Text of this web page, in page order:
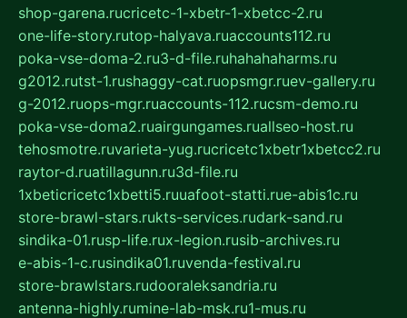
shop-garena.rucricetc-1-xbetr-1-xbetcc-2.ru
one-life-story.rutop-halyava.ruaccounts112.ru
poka-vse-doma-2.ru3-d-file.ruhahahaharms.ru
g2012.rutst-1.rushaggy-cat.ruopsmgr.ruev-gallery.ru
g-2012.ruops-mgr.ruaccounts-112.rucsm-demo.ru
poka-vse-doma2.ruairgungames.ruallseo-host.ru
tehosmotre.ruvarieta-yug.rucricetc1xbetr1xbetcc2.ru
raytor-d.ruatillagunn.ru3d-file.ru
1xbeticricetc1xbetti5.ruuafoot-statti.rue-abis1c.ru
store-brawl-stars.rukts-services.rudark-sand.ru
sindika-01.rusp-life.rux-legion.rusib-archives.ru
e-abis-1-c.rusindika01.ruvenda-festival.ru
store-brawlstars.rudooraleksandria.ru
antenna-highly.rumine-lab-msk.ru1-mus.ru